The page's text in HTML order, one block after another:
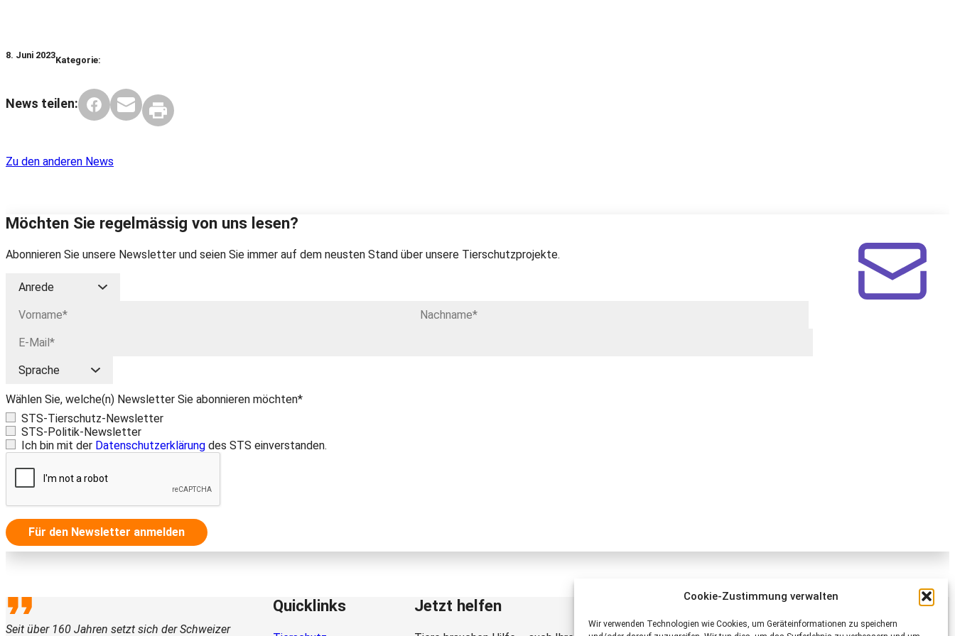
Cookie-Zustimmung verwalten
Wir verwenden Technologien wie Cookies, um Geräteinformationen zu speichern
8. Juni 2023Kategorie:
News teilen:
Zu den anderen News
Möchten Sie regelmässig von uns lesen?
Abonnieren Sie unsere Newsletter und seien Sie immer auf dem neusten Stand über unsere Tierschutzprojekte.
Wählen Sie, welche(n) Newsletter Sie abonnieren möchten*
STS-Tierschutz-Newsletter
STS-Politik-Newsletter
Ich bin mit der Datenschutzerklärung des STS einverstanden.
Für den Newsletter anmelden
Seit über 160 Jahren setzt sich der Schweizer
Quicklinks Jetzt helfen Schweizer Tierschutz STS